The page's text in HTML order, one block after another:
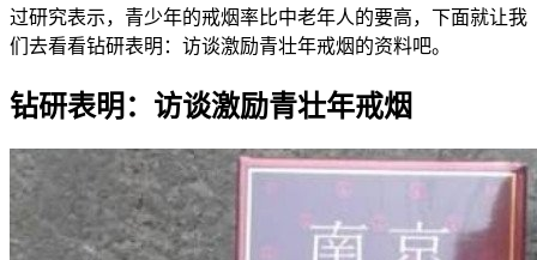
过研究表示，青少年的戒烟率比中老年人的要高，下面就让我
们去看看钻研表明：访谈激励青壮年戒烟的资料吧。
钻研表明：访谈激励青壮年戒烟